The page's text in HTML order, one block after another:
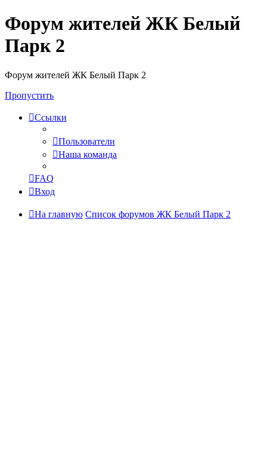
Форум жителей ЖК Белый
Парк 2
Форум жителей ЖК Белый Парк 2
Пропустить
Ссылки
Пользователи
Наша команда
FAQ
Вход
На главную Список форумов ЖК Белый Парк 2